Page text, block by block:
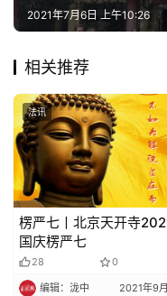
2021年7月6日 上午10:26
相关推荐
法讯
楞严七丨北京天开寺
国庆楞严七
28 0
编辑：泷中 2021年9